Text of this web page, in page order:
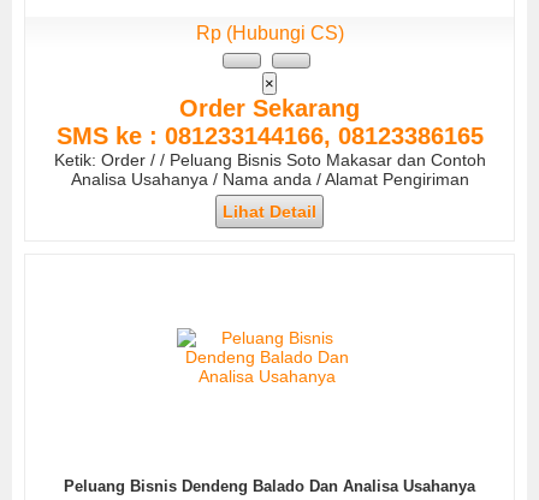
Rp (Hubungi CS)
×
Order Sekarang
SMS ke : 081233144166, 08123386165
Ketik: Order / / Peluang Bisnis Soto Makasar dan Contoh
Analisa Usahanya / Nama anda / Alamat Pengiriman
Lihat Detail
Peluang Bisnis Dendeng Balado Dan Analisa Usahanya